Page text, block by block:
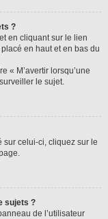
?
en cliquant sur le lien
en haut et en bas du
« M’avertir lorsqu’une
le sujet.
sur celui-ci, cliquez sur le
sujets ?
de l’utilisateur